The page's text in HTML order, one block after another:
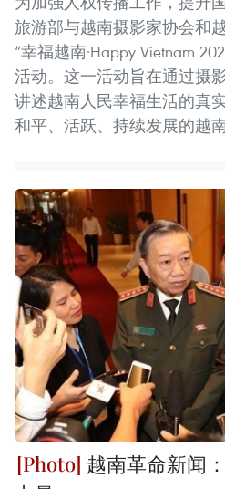
旅游部与越南摄影家协会和
“幸福越南·Happy Vietnam
活动。这一活动旨在通过摄
讲述越南人民幸福生活的真
和平、活跃、持续发展的越南
越南革命新闻